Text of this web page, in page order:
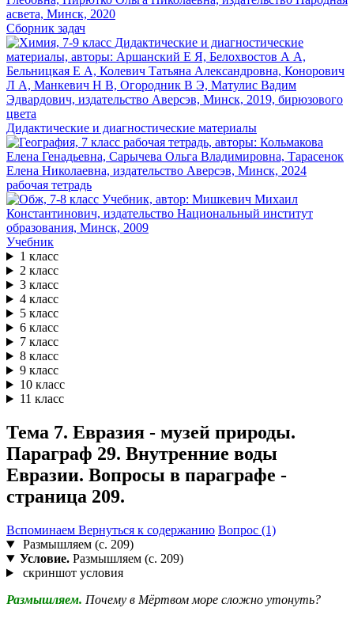
Сборник задач
Дидактические и диагностические материалы
рабочая тетрадь
Учебник
1 класс
2 класс
3 класс
4 класс
5 класс
6 класс
7 класс
8 класс
9 класс
10 класс
11 класс
Тема 7. Евразия - музей природы.
Параграф 29. Внутренние воды
Евразии. Вопросы в параграфе -
страница 209.
Вспоминаем Вернуться к содержанию Вопрос (1)
Размышляем (с. 209)
Условие.Размышляем (с. 209)
скриншот условия
Размышляем. Почему в Мёртвом море сложно утонуть?